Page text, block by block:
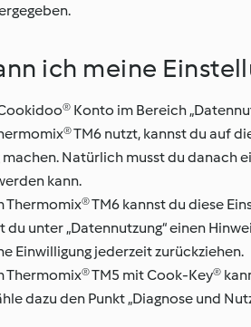
ich meine
Konto im Bereich
TM6 nutzt, kannst du auf
machen. Natürlich musst du danach
kann.
Thermomix® TM6 kannst du diese
du unter „Datennutzung“ einen
Einwilligung jederzeit zurückziehen.
Thermomix® TM5 mit Cook-Key®
dazu den Punkt „Diagnose und